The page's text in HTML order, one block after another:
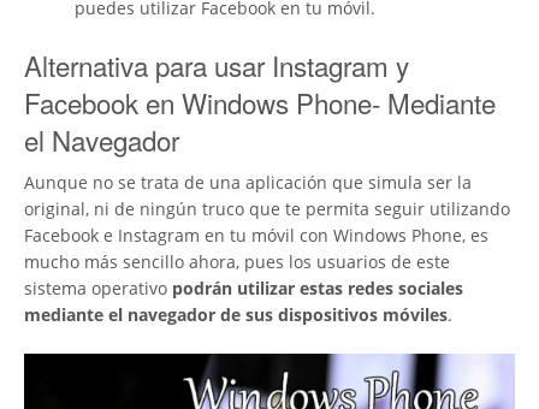
puedes utilizar Facebook en tu móvil.
Alternativa para usar Instagram y
Facebook en Windows Phone- Mediante
el Navegador
Aunque no se trata de una aplicación que simula ser la
original, ni de ningún truco que te permita seguir utilizando
Facebook e Instagram en tu móvil con Windows Phone, es
mucho más sencillo ahora, pues los usuarios de este
sistema operativo podrán utilizar estas redes sociales
mediante el navegador de sus dispositivos móviles.